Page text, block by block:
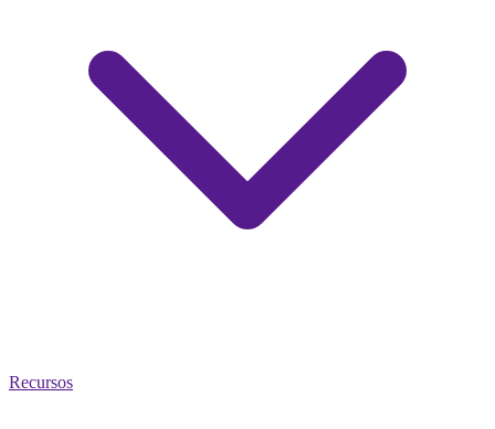
Recursos